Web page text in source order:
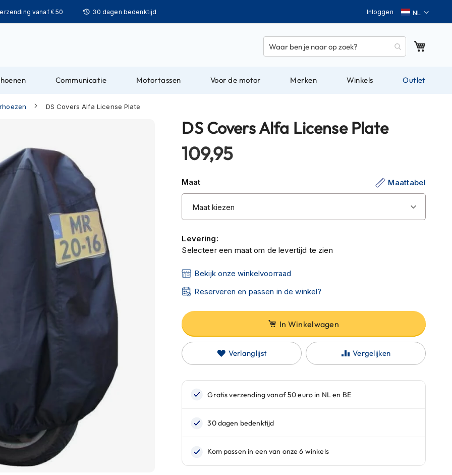
vanaf € 50 30 dagen bedenktijd Taal
Inloggen
Communicatie Motortassen Voor de motor Merken Winkels Outlet
DS Covers Alfa License Plate
DS Covers Alfa License Plate
109,95
Maat Maattabel
Levering:
Selecteer een maat om de levertijd te zien
Bekijk onze winkelvoorraad
Reserveren en passen in de winkel?
In Winkelwagen
Verlanglijst Vergelijken